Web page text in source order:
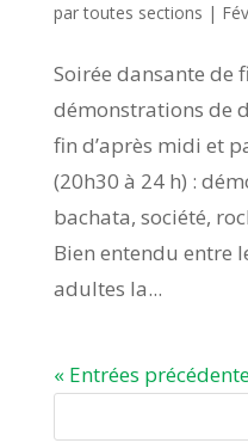
partoutes sections |
Soirée dansante de
démonstrations de
fin d’après midi et
(20h30 à 24 h) :
bachata, société,
Bien entendu entre
adultes la...
« Entrées